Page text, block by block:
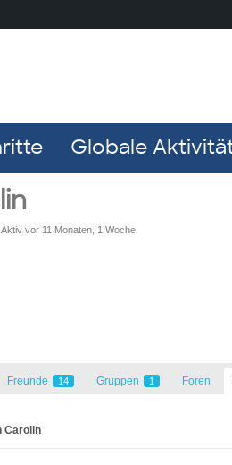
Globale
Aktiv vor 11 Monaten, 1 Woche
Freunde 14 Gruppen 1 Foren
Carolin